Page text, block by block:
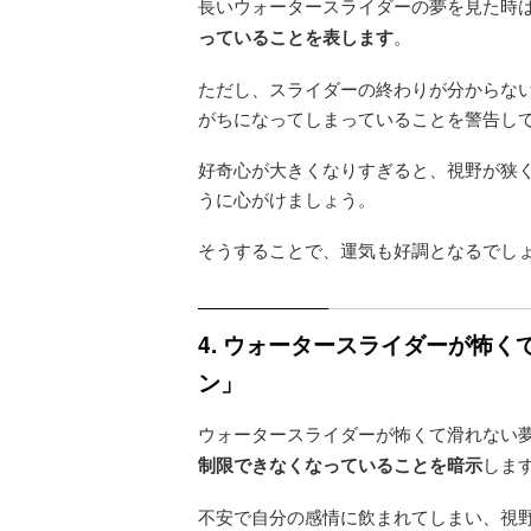
長いウォータースライダーの夢を見た時
っていることを表します。
ただし、スライダーの終わりが分からな
がちになってしまっていることを警告し
好奇心が大きくなりすぎると、視野が狭
うに心がけましょう。
そうすることで、運気も好調となるでし
4. ウォータースライダーが怖く
ン」
ウォータースライダーが怖くて滑れない
制限できなくなっていることを暗示しま
不安で自分の感情に飲まれてしまい、視